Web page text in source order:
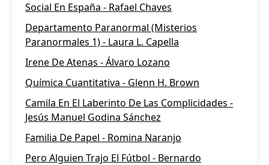
Social En España - Rafael Chaves
Departamento Paranormal (Misterios
Paranormales 1) - Laura L. Capella
Irene De Atenas - Álvaro Lozano
Química Cuantitativa - Glenn H. Brown
Camila En El Laberinto De Las Complicidades -
Jesús Manuel Godina Sánchez
Familia De Papel - Romina Naranjo
Pero Alguien Trajo El Fútbol - Bernardo